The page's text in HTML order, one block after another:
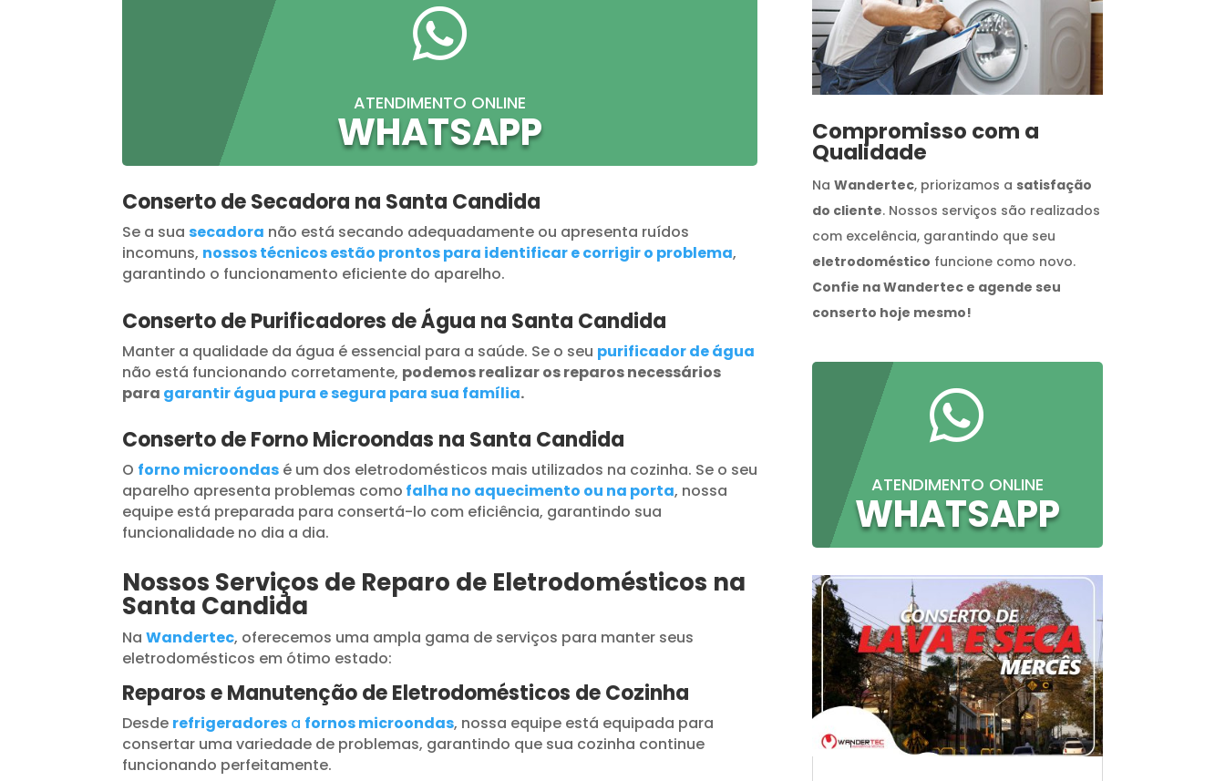

ATENDIMENTO ONLINE
WHATSAPP
Conserto de Secadora na Santa Candida
Se a suasecadora não está secando adequadamente ou apresenta ruídos
incomuns, nossos técnicos estão prontos para identificar e corrigir o problema,
garantindo o funcionamento eficiente do aparelho.
Conserto de Purificadores de Água na Santa Candida
Manter a qualidade da água é essencial para a saúde. Se o seu purificador de água
não está funcionando corretamente, podemos realizar os reparos necessários
para garantir água pura e segura para sua família.
Conserto de Forno Microondas na Santa Candida
O forno microondas é um dos eletrodomésticos mais utilizados na cozinha. Se o seu
aparelho apresenta problemas como falha no aquecimento ou na porta, nossa
equipe está preparada para consertá-lo com eficiência, garantindo sua
funcionalidade no dia a dia.
Nossos Serviços de Reparo de Eletrodomésticos na
Santa Candida
NaWandertec, oferecemos uma ampla gama de serviços para manter seus
eletrodomésticos em ótimo estado:
Reparos e Manutenção de Eletrodomésticos de Cozinha
Desde refrigeradores a fornos microondas, nossa equipe está equipada para
consertar uma variedade de problemas, garantindo que sua cozinha continue
funcionando perfeitamente.
Compromisso com a
Qualidade
Na Wandertec, priorizamos a satisfação
do cliente. Nossos serviços são realizados
com excelência, garantindo que seu
eletrodoméstico funcione como novo.
Confie na Wandertec e agende seu
conserto hoje mesmo!

ATENDIMENTO ONLINE
WHATSAPP